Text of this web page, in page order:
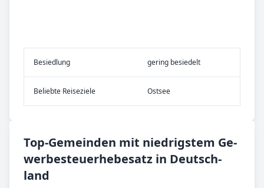
Be­sied­lung gering besiedelt
Be­lieb­te Rei­se­zie­le Ostsee
Top-­Ge­mein­den mit nied­rig­stem Ge­
wer­be­steu­er­he­be­satz in Deutsch­
land